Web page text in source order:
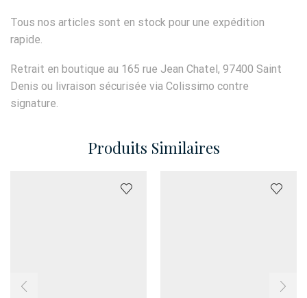
Tous nos articles sont en stock pour une expédition
rapide.
Retrait en boutique au 165 rue Jean Chatel, 97400 Saint
Denis ou livraison sécurisée via Colissimo contre
signature.
Produits Similaires